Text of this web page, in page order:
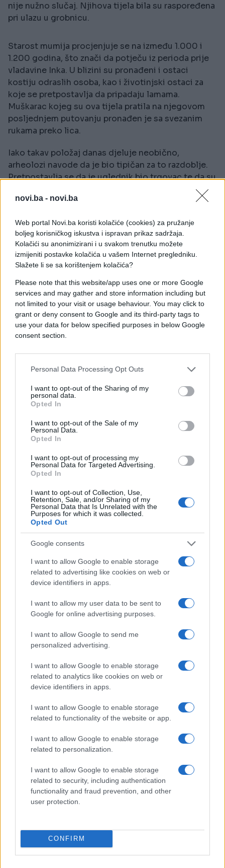
novi.ba - novi.ba
Web portal Novi.ba koristi kolačiće (cookies) za pružanje
boljeg korisničkog iskustva i ispravan prikaz sadržaja.
Kolačići su anonimizirani i u svakom trenutku možete
izmijeniti postavke kolačića u vašem Internet pregledniku.
Slažete li se sa korištenjem kolačića?
Please note that this website/app uses one or more Google
services and may gather and store information including but
not limited to your visit or usage behaviour. You may click to
grant or deny consent to Google and its third-party tags to
use your data for below specified purposes in below Google
consent section.
Personal Data Processing Opt Outs
I want to opt-out of the Sharing of my
personal data.
Opted In
I want to opt-out of the Sale of my
Personal Data.
Opted In
I want to opt-out of processing my
Personal Data for Targeted Advertising.
Opted In
I want to opt-out of Collection, Use,
Retention, Sale, and/or Sharing of my
Personal Data that Is Unrelated with the
Purposes for which it was collected.
Opted Out
Google consents
I want to allow Google to enable storage
related to advertising like cookies on web or
device identifiers in apps.
I want to allow my user data to be sent to
Google for online advertising purposes.
I want to allow Google to send me
personalized advertising.
I want to allow Google to enable storage
related to analytics like cookies on web or
device identifiers in apps.
I want to allow Google to enable storage
related to functionality of the website or app.
I want to allow Google to enable storage
related to personalization.
I want to allow Google to enable storage
related to security, including authentication
functionality and fraud prevention, and other
user protection.
CONFIRM
nije nužno slučaj. Njihova tijela bila su raspoređena
pri ulazu u grobnicu.
Starost mumija procjenjuje se na između 1.000 i
1.200 godina, što znači da potječu iz perioda prije
vladavine Inka. U blizini su pronađeni i ostaci
kostiju odraslih osoba, kao i životinjski ostaci za
koje se pretpostavlja da pripadaju lamama.
Muškarac kojeg su ova tijela pratila na njegovom
posljednjem putovanju pronađen je sa svezanim
rukama preko lica.
Iako takav položaj danas djeluje neobično,
arheolozi navode da je bio tipičan za to razdoblje.
Pretpostavlja se da je uglednik bio trgovac te da su
perspektive moguće je i da je veliki broj žrtava
prestiža čak i nakon smrti.
#Peru #otkriće
#Arheologija #mumije